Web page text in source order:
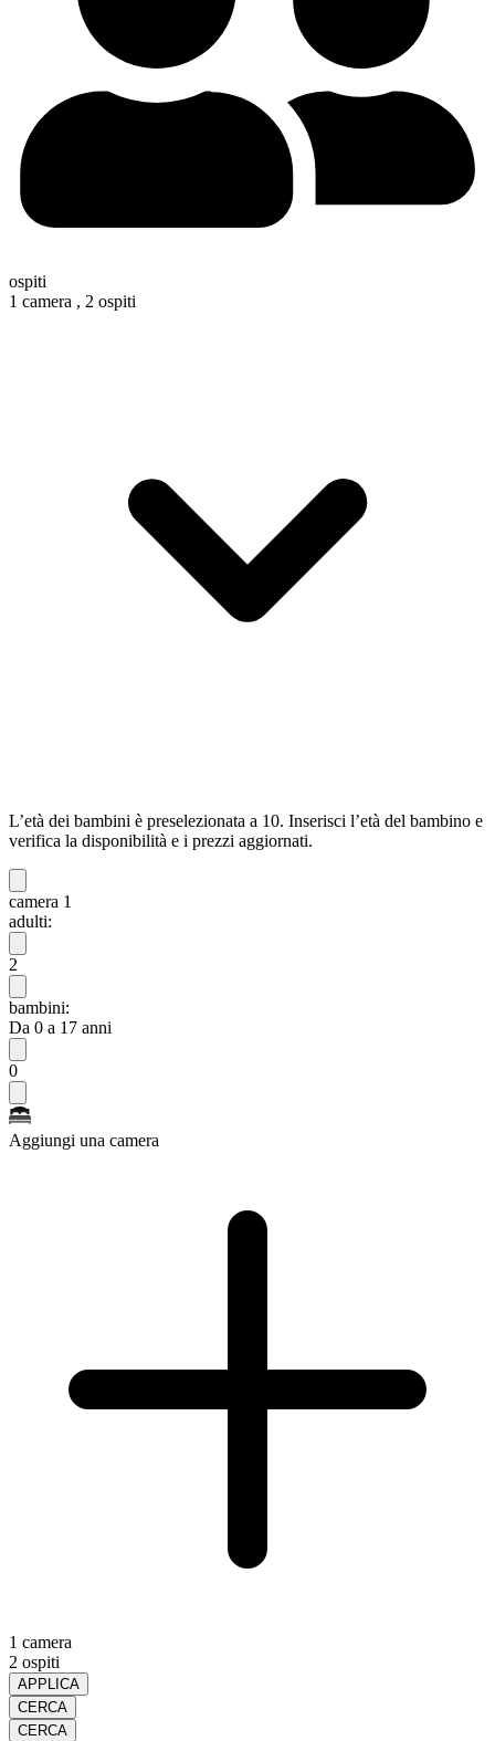
ospiti
1 camera , 2 ospiti
L’età dei bambini è preselezionata a 10. Inserisci l’età del bambino e
verifica la disponibilità e i prezzi aggiornati.
camera 1
adulti:
2
bambini:
Da 0 a 17 anni
0
Aggiungi una camera
1 camera
2 ospiti
APPLICA
CERCA
CERCA